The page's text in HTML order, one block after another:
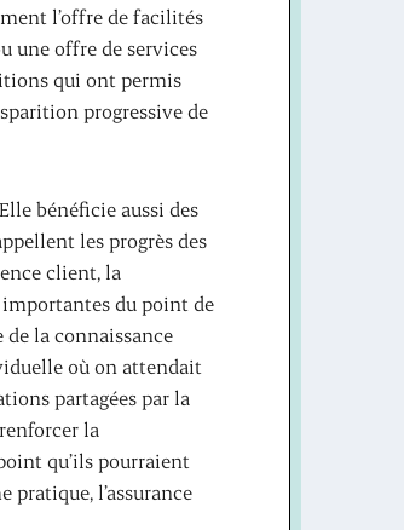
l’offre de facilités
une offre de services
qui ont permis
progressive de
bénéficie aussi des
les progrès des
client, la
du point de
la connaissance
où on attendait
partagées par la
la
qu’ils pourraient
pratique, l’assurance